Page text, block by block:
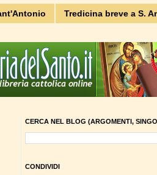
Tredicina breve a S.
CERCA NEL BLOG (ARGOMENTI,
CONDIVIDI